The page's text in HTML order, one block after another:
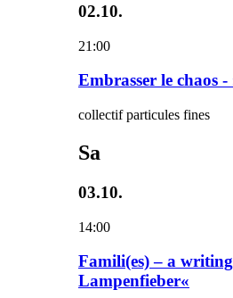
02.10.
21:00
Embrasser le chaos
collectif particules fines
Sa
03.10.
14:00
Famili(es) – a
Lampenfieber«